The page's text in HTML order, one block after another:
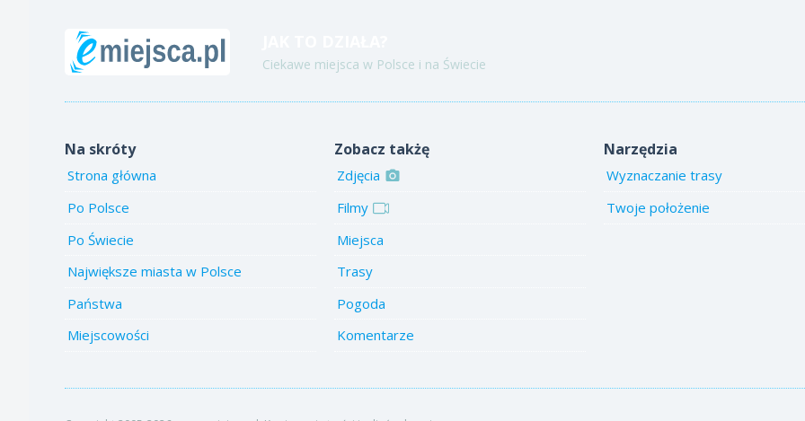
Ciekawe miejsca w Polsce i na Świecie
Na skróty
Strona główna
Po Polsce
Po Świecie
Największe miasta w Polsce
Państwa
Miejscowości
Zobacz takżę
Zdjęcia
Filmy
Miejsca
Trasy
Pogoda
Komentarze
Narzędzia
Wyznaczanie trasy
Twoje położenie